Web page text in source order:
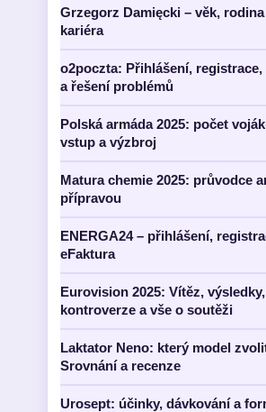
Grzegorz Damięcki – věk, rodina
kariéra
o2poczta: Přihlášení, registrace,
a řešení problémů
Polská armáda 2025: počet
vstup a výzbroj
Matura chemie 2025: průvodce
přípravou
ENERGA24 – přihlášení,
eFaktura
Eurovision 2025: Vítěz, výsledky,
kontroverze a vše o soutěži
Laktator Neno: který model
Srovnání a recenze
Urosept: účinky, dávkování a